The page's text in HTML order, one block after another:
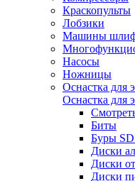
Краскопульты
Лобзики
Машины
Насосы
Ножницы
Оснастка для
Оснастка для
Биты
Буры
Диски
Диски
Диски